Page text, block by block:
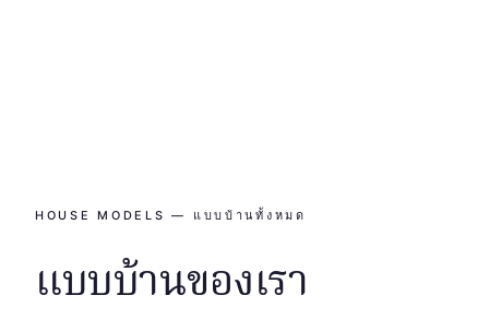
HOUSE MODELS — แบบบ้านทั้งหมด
แบบบ้านของเรา